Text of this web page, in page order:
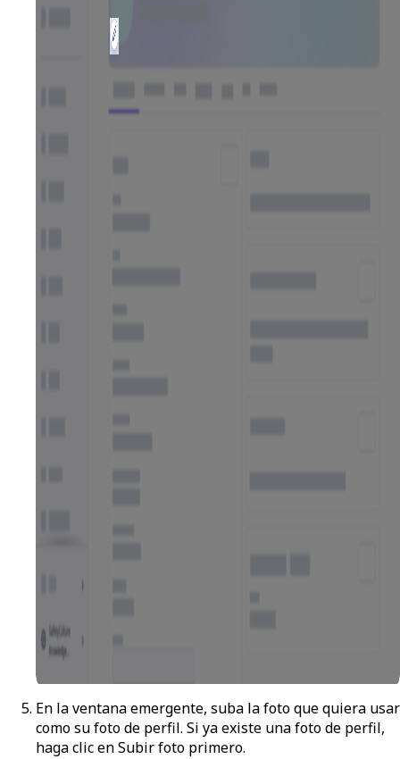
En la ventana emergente, suba la foto que quiera usar
como su foto de perfil. Si ya existe una foto de perfil,
haga clic enSubir foto primero.